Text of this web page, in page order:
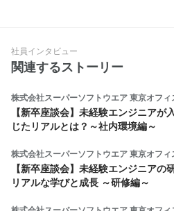
社員インタビュー
関連するストーリー
株式会社スーパーソフトウエア 東京オフィ
【新卒座談会】未経験エンジニアが
じたリアルとは？～社内環境編～
株式会社スーパーソフトウエア 東京オフィ
【新卒座談会】未経験エンジニアの
リアルな学びと成長 ～研修編～